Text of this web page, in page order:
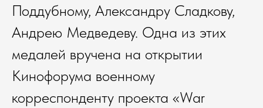
Поддубному, Александру Сладкову,
Андрею Медведеву. Одна из этих
медалей вручена на открытии
Кинофорума военному
корреспонденту проекта «War